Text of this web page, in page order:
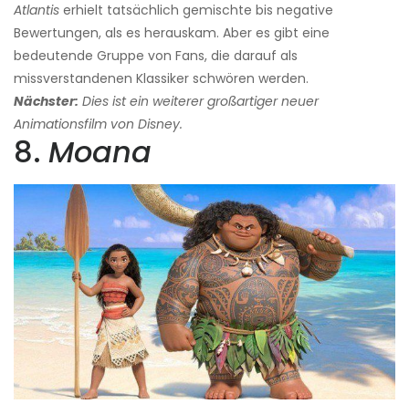
Atlantis erhielt tatsächlich gemischte bis negative
Bewertungen, als es herauskam. Aber es gibt eine
bedeutende Gruppe von Fans, die darauf als
missverstandenen Klassiker schwören werden.
Nächster: Dies ist ein weiterer großartiger neuer
Animationsfilm von Disney.
8. Moana